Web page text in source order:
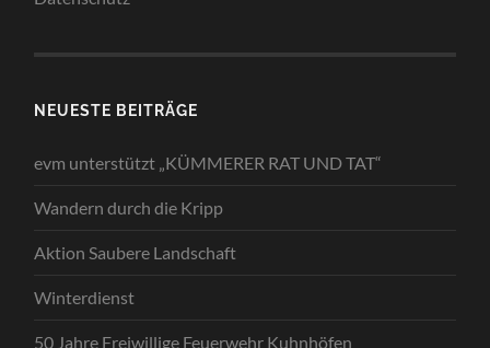
NEUESTE BEITRÄGE
evm unterstützt „KÜMMERER RAT UND TAT“
Wandern durch die Kripp
Aktion Saubere Landschaft
Winterdienst
50 Jahre Freiwillige Feuerwehr Kuhnhöfen